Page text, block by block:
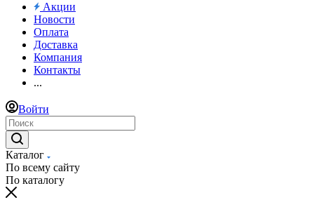
Акции
Новости
Оплата
Доставка
Компания
Контакты
...
Войти
Каталог
По всему сайту
По каталогу